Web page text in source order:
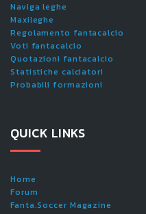
Naviga leghe
Maxileghe
Regolamento fantacalcio
Voti fantacalcio
Quotazioni fantacalcio
Statistiche calciatori
Probabili formazioni
QUICK LINKS
Home
Forum
Fanta.Soccer Magazine